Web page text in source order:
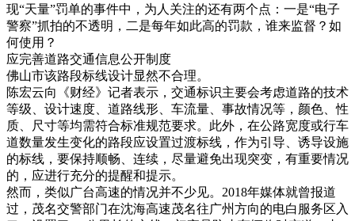
现“天量”罚单的事件中，为人关注的还有两个点：一是“电子
警察”抓拍的不透明，二是每年如此高的罚款，谁来监督？如
何使用？
应完善道路交通信息公开制度
佛山市该路段标线设计显然不合理。
陈宏云向《财经》记者表示，交通标识主要会考虑道路的技术
等级、设计速度、道路线形、车流量、事故情况等，颜色、性
质、尺寸等均需符合标准规范要求。此外，在公路宽度或行车
道数量发生变化的路段应设置过渡标线，作为引导、诱导设施
的标线，要保持顺畅、连续，尽量避免出现突变，有重要情况
的，应进行充分的提醒和提示。
然而，类似广台高速的情况并不少见。2018年媒体就曾报道
过，茂名交警部门在沈海高速茂名往广州方向的电白服务区入